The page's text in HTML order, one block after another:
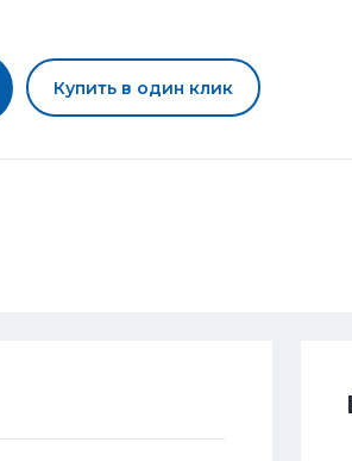
Купить в один клик